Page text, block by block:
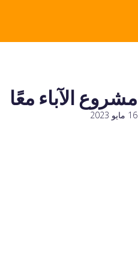
مشروع الآباء معًا
16 مايو 2023